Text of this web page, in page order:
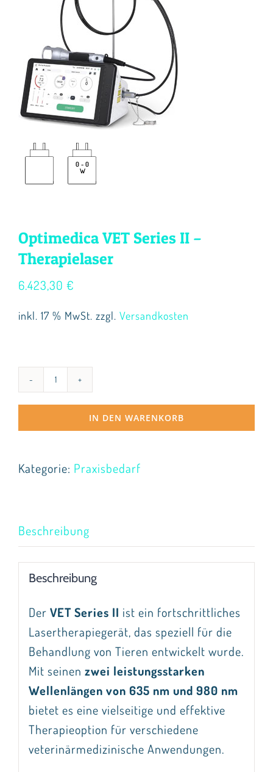
Aufzeichnungen
0 - 0
W
Optimedica VET Series II –
Therapielaser
6.423,30 €
inkl. 17 % MwSt. zzgl. Versandkosten
Optimedica
VET
Series
-
IN DEN WARENKORB
Kategorie: Praxisbedarf
Beschreibung
Beschreibung
Der VET Series II ist ein fortschrittliches
Lasertherapiegerät, das speziell für die
Behandlung von Tieren entwickelt wurde.
Mit seinen zwei leistungsstarken
Wellenlängen von 635 nm und 980 nm
bietet es eine vielseitige und effektive
Therapieoption für verschiedene
veterinärmedizinische Anwendungen.